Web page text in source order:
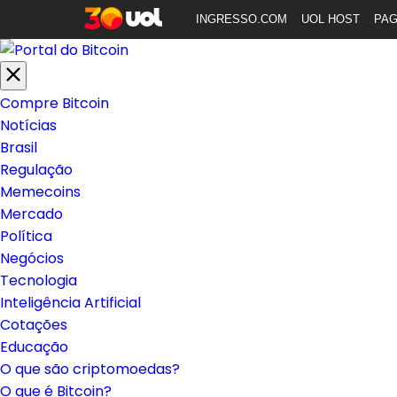
INGRESSO.COM UOL HOST
Compre Bitcoin
Notícias
Brasil
Regulação
Memecoins
Mercado
Política
Negócios
Tecnologia
Inteligência Artificial
Cotações
Educação
O que são criptomoedas?
O que é Bitcoin?